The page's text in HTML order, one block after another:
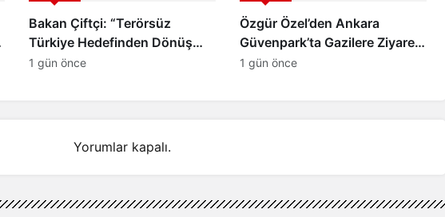
Bakan Çiftçi: “Terörsüz
Türkiye Hedefinden Dönüş
Yoktur”
1 gün önce
Özgür Özel’den Ankara
Güvenpark’ta Gazilere Ziyaret
ve “Çerçeve Yasa” Mesajı
1 gün önce
Yorumlar kapalı.